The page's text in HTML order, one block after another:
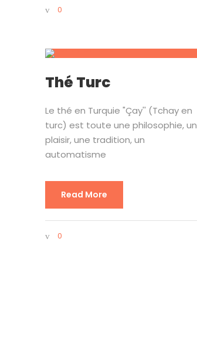
0
Thé Turc
Le thé en Turquie "Çay'' (Tchay en
turc) est toute une philosophie, un
plaisir, une tradition, un
automatisme
Read More
0